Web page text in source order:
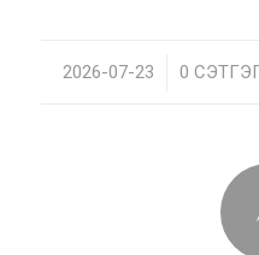
2026-07-23
/ 0 /